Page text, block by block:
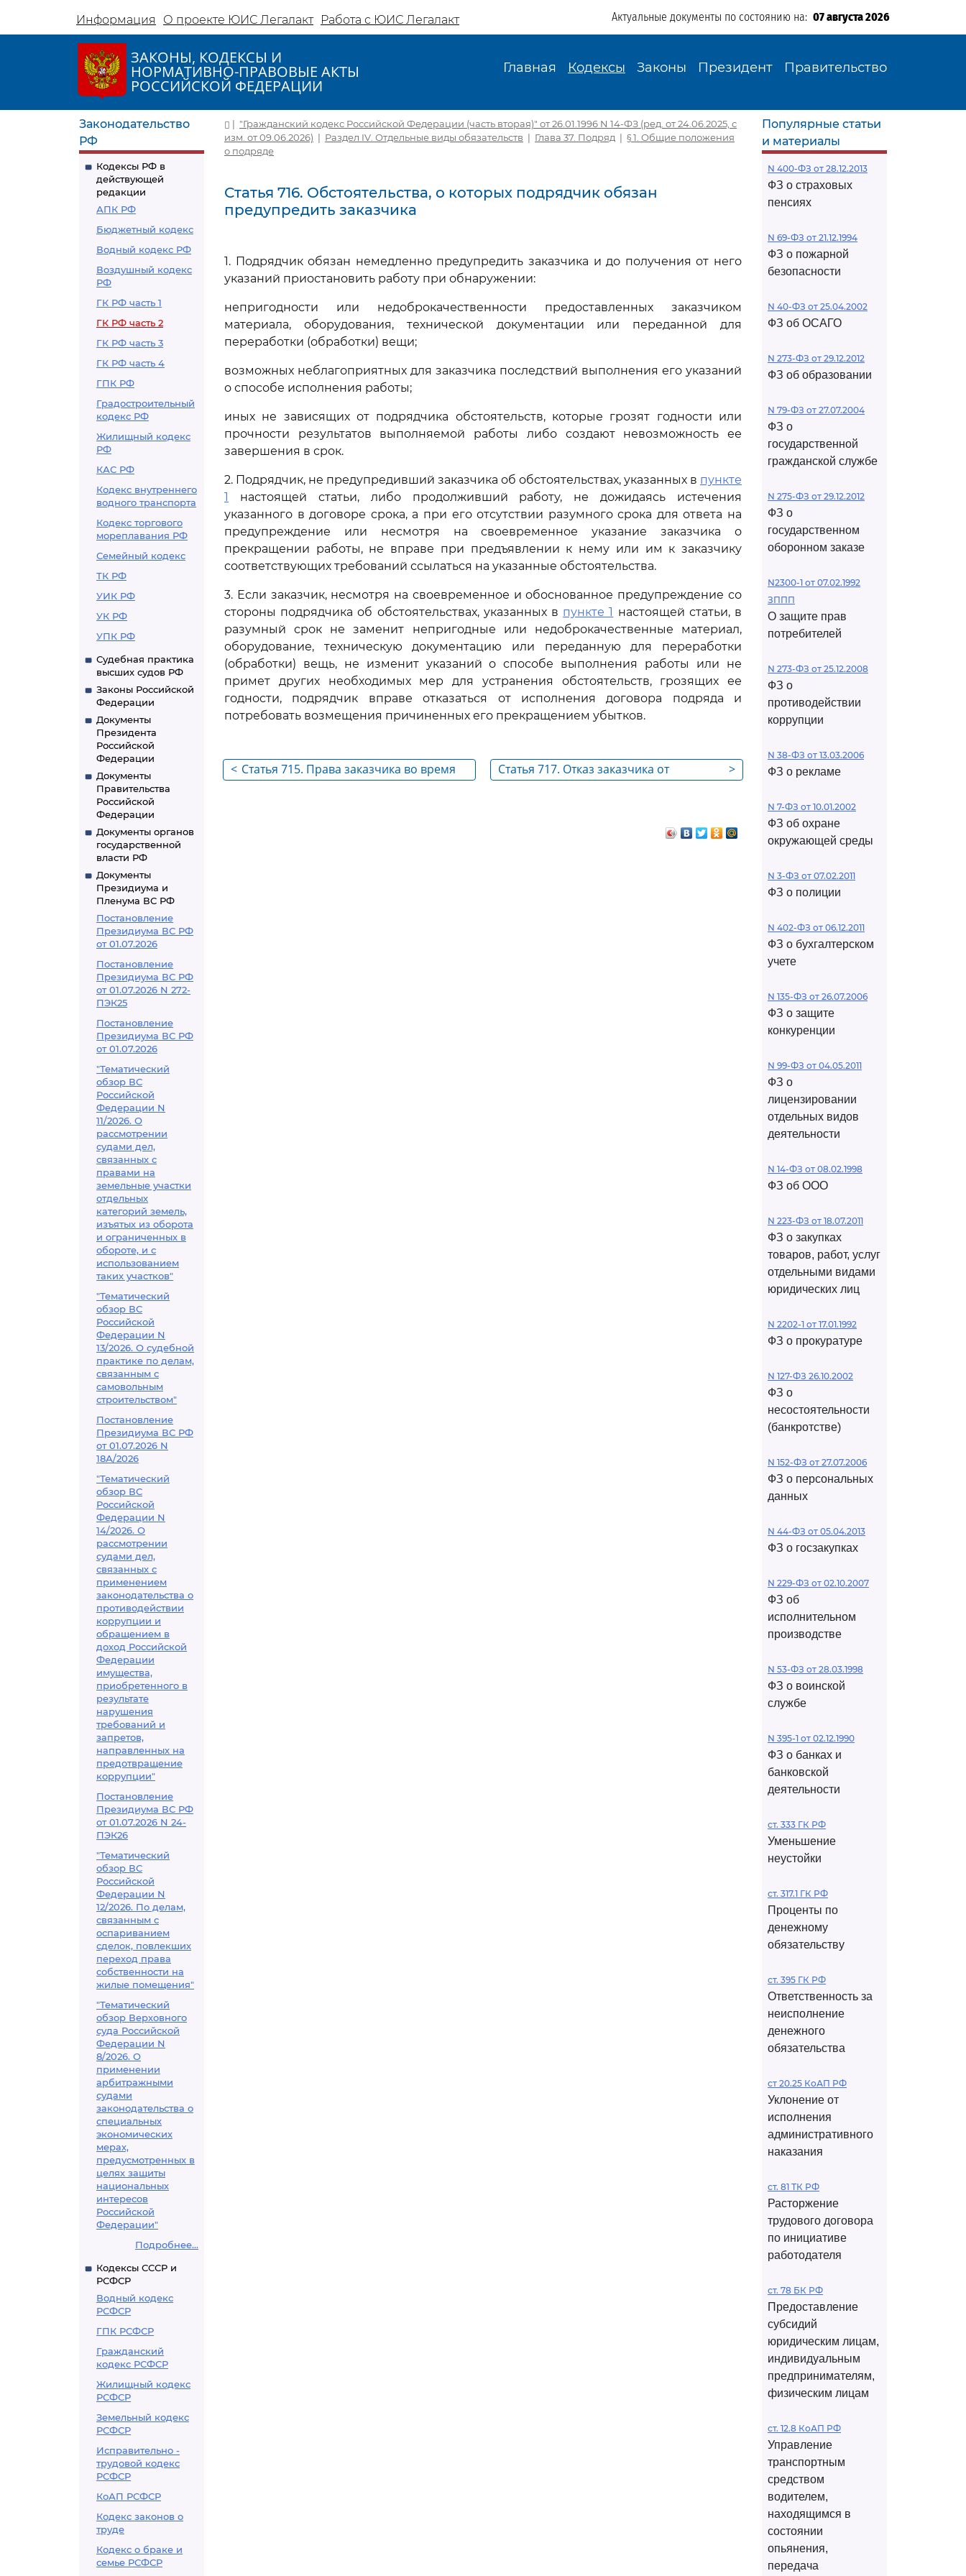
Информация О проекте ЮИС Легалакт Работа с ЮИС Легалакт Актуальные документы по состоянию на: 07 августа 2026
ЗАКОНЫ, КОДЕКСЫ И
НОРМАТИВНО-ПРАВОВЫЕ АКТЫ
РОССИЙСКОЙ ФЕДЕРАЦИИ
Главная Кодексы Законы Президент Правительство
Законодательство
РФ
Кодексы РФ в
действующей
редакции
АПК РФ
Бюджетный кодекс
Водный кодекс РФ
Воздушный кодекс
РФ
ГК РФ часть 1
ГК РФ часть 2
ГК РФ часть 3
ГК РФ часть 4
ГПК РФ
Градостроительный
кодекс РФ
Жилищный кодекс
РФ
КАС РФ
Кодекс внутреннего
водного транспорта
Кодекс торгового
мореплавания РФ
Семейный кодекс
ТК РФ
УИК РФ
УК РФ
УПК РФ
Судебная практика
высших судов РФ
Законы Российской
Федерации
Документы
Президента
Российской
Федерации
Документы
Правительства
Российской
Федерации
Документы органов
государственной
власти РФ
Документы
Президиума и
Пленума ВС РФ
Постановление
Президиума ВС РФ
от 01.07.2026
Постановление
Президиума ВС РФ
от 01.07.2026 N 272-
ПЭК25
Постановление
Президиума ВС РФ
от 01.07.2026
"Тематический
обзор ВС
Российской
Федерации N
11/2026. О
рассмотрении
судами дел,
связанных с
правами на
земельные участки
отдельных
категорий земель,
изъятых из оборота
и ограниченных в
обороте, и с
использованием
таких участков"
"Тематический
обзор ВС
Российской
Федерации N
13/2026. О судебной
практике по делам,
связанным с
самовольным
строительством"
Постановление
Президиума ВС РФ
от 01.07.2026 N
18А/2026
"Тематический
обзор ВС
Российской
Федерации N
14/2026. О
рассмотрении
судами дел,
связанных с
применением
законодательства о
противодействии
коррупции и
обращением в
доход Российской
Федерации
имущества,
приобретенного в
результате
нарушения
требований и
запретов,
направленных на
предотвращение
коррупции"
Постановление
Президиума ВС РФ
от 01.07.2026 N 24-
ПЭК26
"Тематический
обзор ВС
Российской
Федерации N
12/2026. По делам,
связанным с
оспариванием
сделок, повлекших
переход права
собственности на
жилые помещения"
"Тематический
обзор Верховного
суда Российской
Федерации N
8/2026. О
применении
арбитражными
судами
законодательства о
специальных
экономических
мерах,
предусмотренных в
целях защиты
национальных
интересов
Российской
Федерации"
Подробнее...
Кодексы СССР и
РСФСР
Водный кодекс
РСФСР
ГПК РСФСР
Гражданский
кодекс РСФСР
Жилищный кодекс
РСФСР
Земельный кодекс
РСФСР
Исправительно -
трудовой кодекс
РСФСР
КоАП РСФСР
Кодекс законов о
труде
Кодекс о браке и
семье РСФСР
| "Гражданский кодекс Российской Федерации (часть вторая)" от 26.01.1996 N 14-ФЗ (ред. от 24.06.2025, с
изм. от 09.06.2026) | Раздел IV. Отдельные виды обязательств | Глава 37. Подряд | § 1. Общие положения
о подряде
Статья 716. Обстоятельства, о которых подрядчик обязан
предупредить заказчика
1. Подрядчик обязан немедленно предупредить заказчика и до получения от него
указаний приостановить работу при обнаружении:
непригодности или недоброкачественности предоставленных заказчиком
материала, оборудования, технической документации или переданной для
переработки (обработки) вещи;
возможных неблагоприятных для заказчика последствий выполнения его указаний
о способе исполнения работы;
иных не зависящих от подрядчика обстоятельств, которые грозят годности или
прочности результатов выполняемой работы либо создают невозможность ее
завершения в срок.
2. Подрядчик, не предупредивший заказчика об обстоятельствах, указанных в пункте
1
настоящей статьи, либо продолживший работу, не дожидаясь истечения
указанного в договоре срока, а при его отсутствии разумного срока для ответа на
предупреждение или несмотря на своевременное указание заказчика о
прекращении работы, не вправе при предъявлении к нему или им к заказчику
соответствующих требований ссылаться на указанные обстоятельства.
3. Если заказчик, несмотря на своевременное и обоснованное предупреждение со
стороны подрядчика об обстоятельствах, указанных в пункте 1 настоящей статьи, в
разумный срок не заменит непригодные или недоброкачественные материал,
оборудование, техническую документацию или переданную для переработки
(обработки) вещь, не изменит указаний о способе выполнения работы или не
примет других необходимых мер для устранения обстоятельств, грозящих ее
годности, подрядчик вправе отказаться от исполнения договора подряда и
потребовать возмещения причиненных его прекращением убытков.
< Статья 715. Права заказчика во время
>
Статья 717. Отказ заказчика от
Популярные статьи
и материалы
N 400-ФЗ от 28.12.2013
ФЗ о страховых
пенсиях
N 69-ФЗ от 21.12.1994
ФЗ о пожарной
безопасности
N 40-ФЗ от 25.04.2002
ФЗ об ОСАГО
N 273-ФЗ от 29.12.2012
ФЗ об образовании
N 79-ФЗ от 27.07.2004
ФЗ о
государственной
гражданской службе
N 275-ФЗ от 29.12.2012
ФЗ о
государственном
оборонном заказе
N2300-1 от 07.02.1992
ЗППП
О защите прав
потребителей
N 273-ФЗ от 25.12.2008
ФЗ о
противодействии
коррупции
N 38-ФЗ от 13.03.2006
ФЗ о рекламе
N 7-ФЗ от 10.01.2002
ФЗ об охране
окружающей среды
N 3-ФЗ от 07.02.2011
ФЗ о полиции
N 402-ФЗ от 06.12.2011
ФЗ о бухгалтерском
учете
N 135-ФЗ от 26.07.2006
ФЗ о защите
конкуренции
N 99-ФЗ от 04.05.2011
ФЗ о
лицензировании
отдельных видов
деятельности
N 14-ФЗ от 08.02.1998
ФЗ об ООО
N 223-ФЗ от 18.07.2011
ФЗ о закупках
товаров, работ, услуг
отдельными видами
юридических лиц
N 2202-1 от 17.01.1992
ФЗ о прокуратуре
N 127-ФЗ 26.10.2002
ФЗ о
несостоятельности
(банкротстве)
N 152-ФЗ от 27.07.2006
ФЗ о персональных
данных
N 44-ФЗ от 05.04.2013
ФЗ о госзакупках
N 229-ФЗ от 02.10.2007
ФЗ об
исполнительном
производстве
N 53-ФЗ от 28.03.1998
ФЗ о воинской
службе
N 395-1 от 02.12.1990
ФЗ о банках и
банковской
деятельности
ст. 333 ГК РФ
Уменьшение
неустойки
ст. 317.1 ГК РФ
Проценты по
денежному
обязательству
ст. 395 ГК РФ
Ответственность за
неисполнение
денежного
обязательства
ст 20.25 КоАП РФ
Уклонение от
исполнения
административного
наказания
ст. 81 ТК РФ
Расторжение
трудового договора
по инициативе
работодателя
ст. 78 БК РФ
Предоставление
субсидий
юридическим лицам,
индивидуальным
предпринимателям,
физическим лицам
ст. 12.8 КоАП РФ
Управление
транспортным
средством
водителем,
находящимся в
состоянии
опьянения,
передача